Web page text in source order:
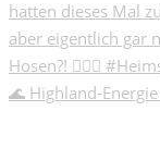
🌊 Highland-